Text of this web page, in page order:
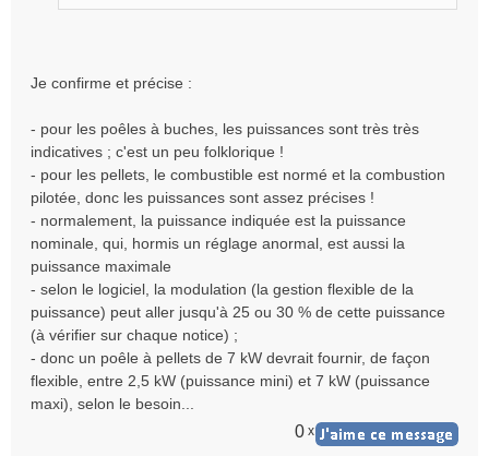
Je confirme et précise :
- pour les poêles à buches, les puissances sont très très
indicatives ; c'est un peu folklorique !
- pour les pellets, le combustible est normé et la combustion
pilotée, donc les puissances sont assez précises !
- normalement, la puissance indiquée est la puissance
nominale, qui, hormis un réglage anormal, est aussi la
puissance maximale
- selon le logiciel, la modulation (la gestion flexible de la
puissance) peut aller jusqu'à 25 ou 30 % de cette puissance
(à vérifier sur chaque notice) ;
- donc un poêle à pellets de 7 kW devrait fournir, de façon
flexible, entre 2,5 kW (puissance mini) et 7 kW (puissance
maxi), selon le besoin...
0 x